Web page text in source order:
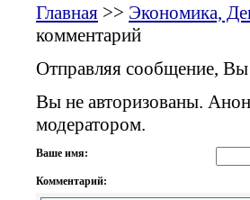
Главная >> Экономика,
комментарий
Отправляя сообщение, Вы
Вы не авторизованы.
модератором.
Ваше имя:
Комментарий: